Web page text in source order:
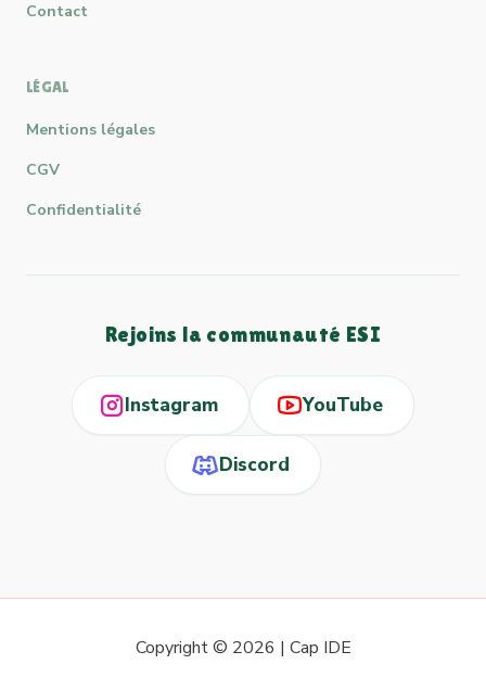
Contact
LÉGAL
Mentions légales
CGV
Confidentialité
Rejoins la communauté ESI
Instagram YouTube
Discord
Copyright © 2026 | Cap IDE